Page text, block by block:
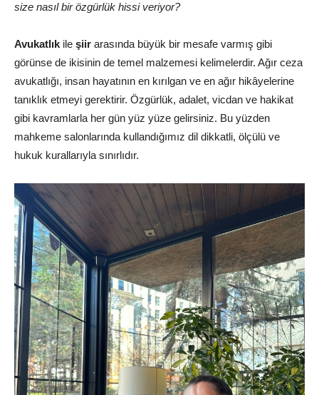
size nasıl bir özgürlük hissi veriyor?
Avukatlık ile şiir arasında büyük bir mesafe varmış gibi
görünse de ikisinin de temel malzemesi kelimelerdir. Ağır ceza
avukatlığı, insan hayatının en kırılgan ve en ağır hikâyelerine
tanıklık etmeyi gerektirir. Özgürlük, adalet, vicdan ve hakikat
gibi kavramlarla her gün yüz yüze gelirsiniz. Bu yüzden
mahkeme salonlarında kullandığımız dil dikkatli, ölçülü ve
hukuk kurallarıyla sınırlıdır.